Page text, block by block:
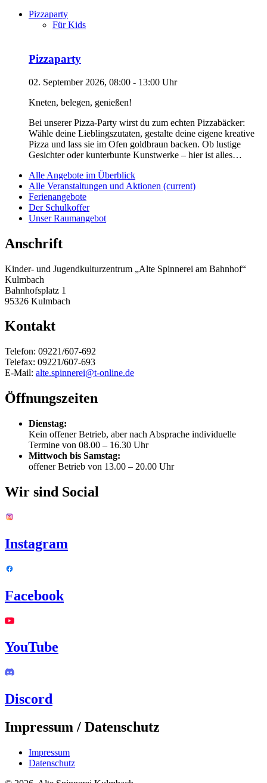
Pizzaparty
Für Kids
Pizzaparty
02. September 2026, 08:00 - 13:00 Uhr
Kneten, belegen, genießen!
Bei unserer Pizza-Party wirst du zum echten Pizzabäcker:
Wähle deine Lieblingszutaten, gestalte deine eigene kreative
Pizza und lass sie im Ofen goldbraun backen. Ob lustige
Gesichter oder kunterbunte Kunstwerke – hier ist alles…
Alle Angebote im Überblick
Alle Veranstaltungen und Aktionen (current)
Ferienangebote
Der Schulkoffer
Unser Raumangebot
Anschrift
Kinder- und Jugendkulturzentrum „Alte Spinnerei am Bahnhof“
Kulmbach
Bahnhofsplatz 1
95326 Kulmbach
Kontakt
Telefon: 09221/607-692
Telefax: 09221/607-693
E-Mail: alte.spinnerei@t-online.de
Öffnungszeiten
Dienstag:
Kein offener Betrieb, aber nach Absprache individuelle
Termine von 08.00 – 16.30 Uhr
Mittwoch bis Samstag:
offener Betrieb von 13.00 – 20.00 Uhr
Wir sind Social
Instagram
Facebook
YouTube
Discord
Impressum / Datenschutz
Impressum
Datenschutz